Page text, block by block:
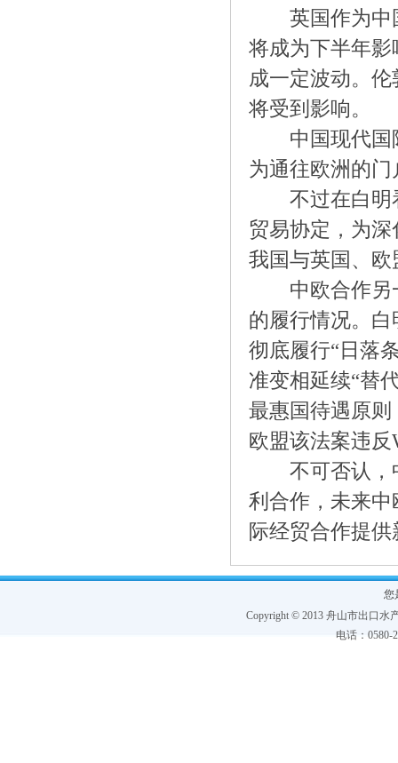
英国作为中国
将成为下半年
成一定波动。
将受到影响。
中国现代国际
为通往欧洲的
不过在白明看
贸易协定，为
我国与英国、
中欧合作另一
的履行情况。
彻底履行“日落
准变相延续“替
最惠国待遇原
欧盟该法案违
不可否认，中
利合作，未来
际经贸合作提
您
Copyright © 2013 舟山市出口水
电话：0580-